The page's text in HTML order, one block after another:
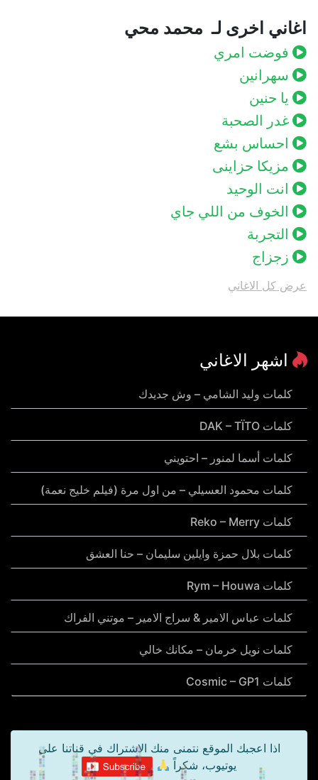
اغاني اخرى لـ محمد محي
فوضت امري
سهرانين
يا حنين
غدر الصحبة
احساس بشع
مزيكا حزاينى
انت الوحيد
الخوف من اللي جاي
التجربة
زجزاج
عرض كل الاغاني
اشهر الاغاني
كلمات وليد الشامي – وش جديدك
كلمات DAK – TÏTO
كلمات أسما لمنور – احتويني
كلمات محمود العسيلي – من اول مرة (فيلم خليج نعمة)
كلمات Reko – Merry
كلمات بلال حمزة وايلين سليمان – حنا العشق
كلمات Rym – Houwa
كلمات عباس الامير & سراج الامير – موتني الفراك
كلمات نويل خرمان – مكانك خالي
كلمات Cosmic – GP1
اذا اعجبك الموقع نتمنى منك الاشتراك في قناتنا على
يوتيوب، شكراً